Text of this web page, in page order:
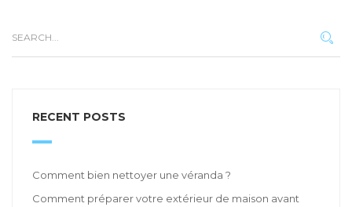
RECENT POSTS
Comment bien nettoyer une véranda ?
Comment préparer votre extérieur de maison avant